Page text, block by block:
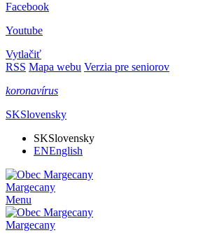
Facebook
Youtube
Vytlačiť
RSS Mapa webu Verzia pre seniorov
koronavírus
SKSlovensky
SKSlovensky
ENEnglish
Margecany
Menu
Margecany